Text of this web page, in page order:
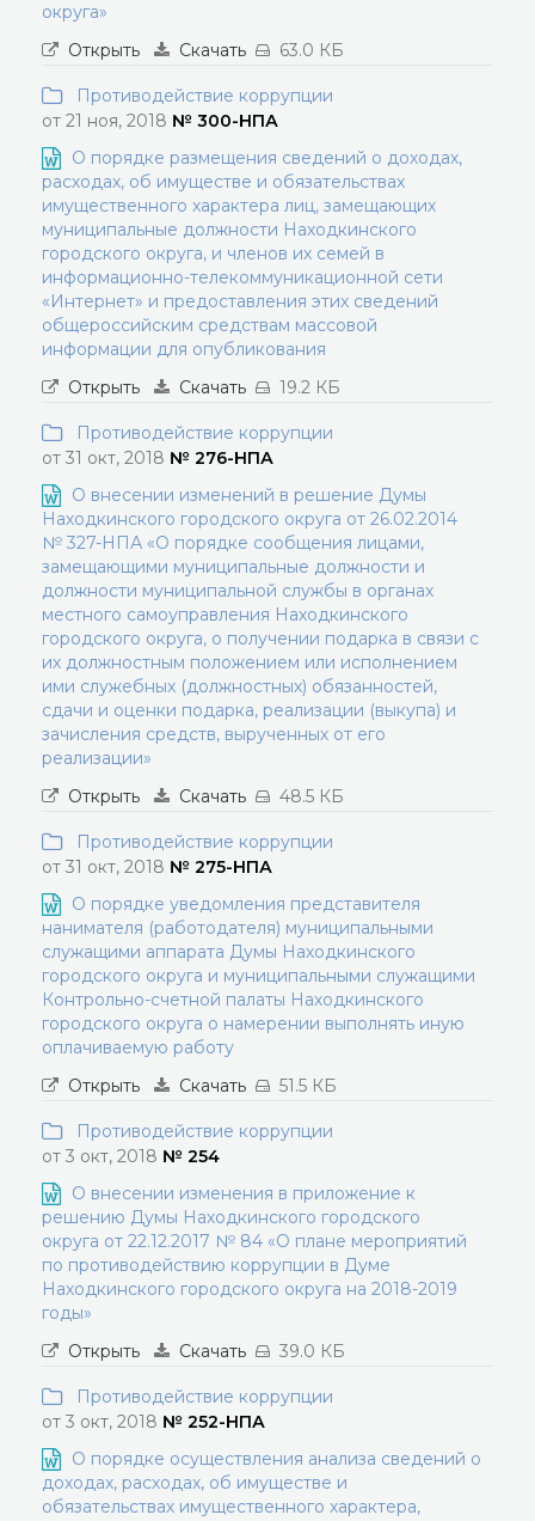
округа»
Открыть
Скачать 63.0 КБ
Противодействие коррупции
от 21 ноя, 2018 № 300-НПА
О порядке размещения сведений о доходах,
расходах, об имуществе и обязательствах
имущественного характера лиц, замещающих
муниципальные должности Находкинского
городского округа, и членов их семей в
информационно-телекоммуникационной сети
«Интернет» и предоставления этих сведений
общероссийским средствам массовой
информации для опубликования
Открыть
Скачать 19.2 КБ
Противодействие коррупции
от 31 окт, 2018 № 276-НПА
О внесении изменений в решение Думы
Находкинского городского округа от 26.02.2014
№ 327-НПА «О порядке сообщения лицами,
замещающими муниципальные должности и
должности муниципальной службы в органах
местного самоуправления Находкинского
городского округа, о получении подарка в связи с
их должностным положением или исполнением
ими служебных (должностных) обязанностей,
сдачи и оценки подарка, реализации (выкупа) и
зачисления средств, вырученных от его
реализации»
Открыть
Скачать 48.5 КБ
Противодействие коррупции
от 31 окт, 2018 № 275-НПА
О порядке уведомления представителя
нанимателя (работодателя) муниципальными
служащими аппарата Думы Находкинского
городского округа и муниципальными служащими
Контрольно-счетной палаты Находкинского
городского округа о намерении выполнять иную
оплачиваемую работу
Открыть
Скачать 51.5 КБ
Противодействие коррупции
от 3 окт, 2018 № 254
О внесении изменения в приложение к
решению Думы Находкинского городского
округа от 22.12.2017 № 84 «О плане мероприятий
по противодействию коррупции в Думе
Находкинского городского округа на 2018-2019
годы»
Открыть
Скачать 39.0 КБ
Противодействие коррупции
от 3 окт, 2018 № 252-НПА
О порядке осуществления анализа сведений о
доходах, расходах, об имуществе и
обязательствах имущественного характера,